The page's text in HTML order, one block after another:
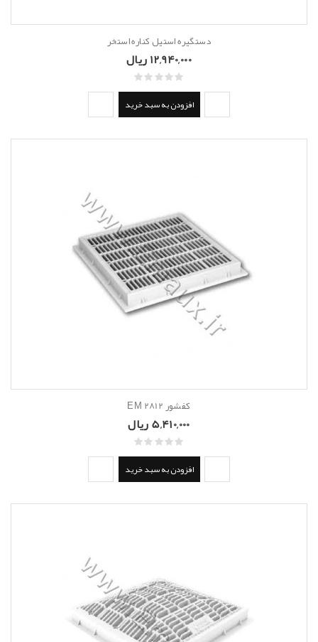
دستگیره استیل کناره استخر
12,940,000 ریال
افزودن به سبد خرید
کفشور EM 2812
5,410,000 ریال
افزودن به سبد خرید